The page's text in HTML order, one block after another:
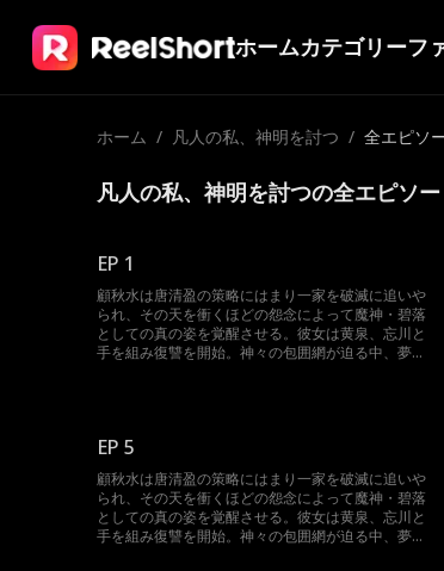
ホームカテゴリーフ
ホーム / 凡人の私、神明を討つ / 全エピソ
凡人の私、神明を討つの全エピソ
EP 1
顧秋水は唐清盈の策略にはまり一家を破滅に追いや
られ、その天を衝くほどの怨念によって魔神・碧落
としての真の姿を覚醒させる。彼女は黄泉、忘川と
手を組み復讐を開始。神々の包囲網が迫る中、夢境
EP 5
顧秋水は唐清盈の策略にはまり一家を破滅に追いや
られ、その天を衝くほどの怨念によって魔神・碧落
としての真の姿を覚醒させる。彼女は黄泉、忘川と
手を組み復讐を開始。神々の包囲網が迫る中、夢境